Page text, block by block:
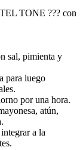
TONE ??? con
sal, pimienta y
para luego
por una hora.
atún,
a la